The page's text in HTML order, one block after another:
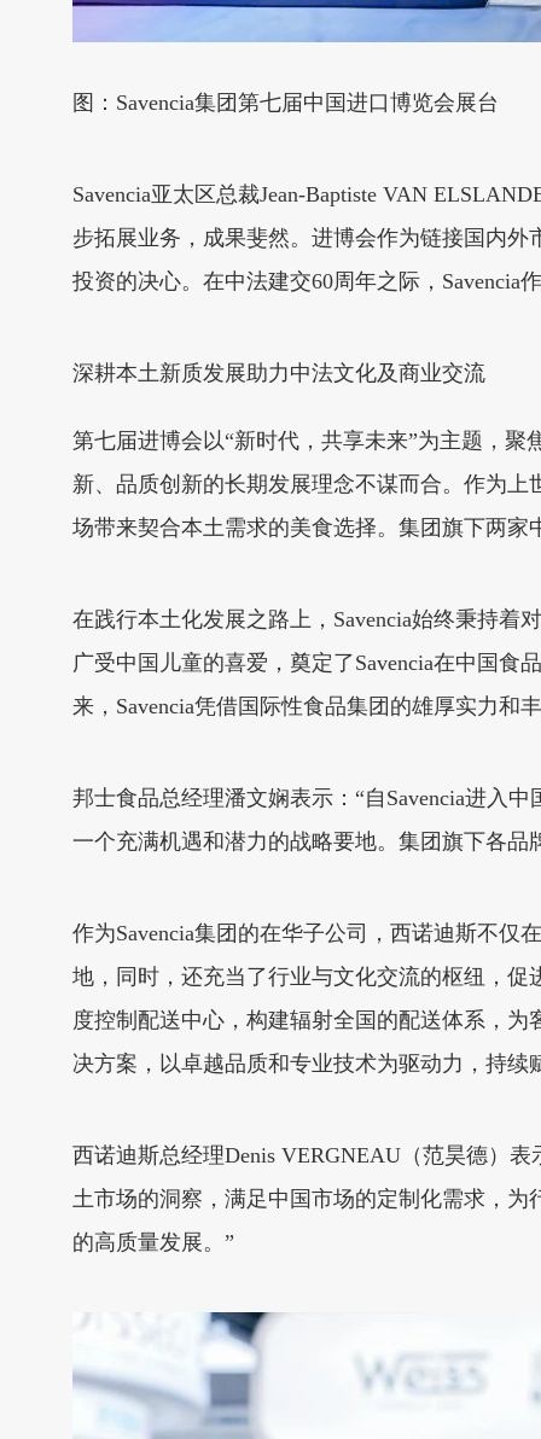
图：Savencia集团第七届中国进口博览会展台
Savencia亚太区总裁Jean-Baptiste VAN
步拓展业务，成果斐然。进博会作为链接国内
投资的决心。在中法建交60周年之际，
深耕本土新质发展助力中法文化及商业交流
第七届进博会以“新时代，共享未来”为主题，聚
新、品质创新的长期发展理念不谋而合。作为上
场带来契合本土需求的美食选择。集团旗下两
在践行本土化发展之路上，Savencia始终秉持
广受中国儿童的喜爱，奠定了Savencia在中国
来，Savencia凭借国际性食品集团的雄厚实力
邦士食品总经理潘文娴表示：“自Savencia进入
一个充满机遇和潜力的战略要地。集团旗下各
作为Savencia集团的在华子公司，西诺迪斯不
地，同时，还充当了行业与文化交流的枢纽，
度控制配送中心，构建辐射全国的配送体系，
决方案，以卓越品质和专业技术为驱动力，持
西诺迪斯总经理Denis VERGNEAU（范昊德）
土市场的洞察，满足中国市场的定制化需求，
的高质量发展。”